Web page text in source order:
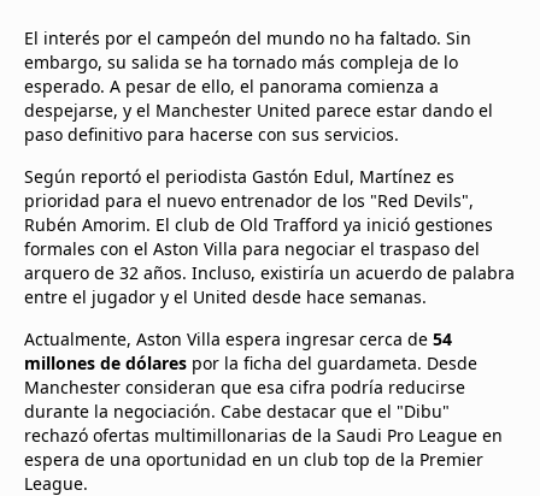
El interés por el campeón del mundo no ha faltado. Sin
embargo, su salida se ha tornado más compleja de lo
esperado. A pesar de ello, el panorama comienza a
despejarse, y el Manchester United parece estar dando el
paso definitivo para hacerse con sus servicios.
Según reportó el periodista Gastón Edul, Martínez es
prioridad para el nuevo entrenador de los "Red Devils",
Rubén Amorim. El club de Old Trafford ya inició gestiones
formales con el Aston Villa para negociar el traspaso del
arquero de 32 años. Incluso, existiría un acuerdo de palabra
entre el jugador y el United desde hace semanas.
Actualmente, Aston Villa espera ingresar cerca de 54
millones de dólares por la ficha del guardameta. Desde
Manchester consideran que esa cifra podría reducirse
durante la negociación. Cabe destacar que el "Dibu"
rechazó ofertas multimillonarias de la Saudi Pro League en
espera de una oportunidad en un club top de la Premier
League.